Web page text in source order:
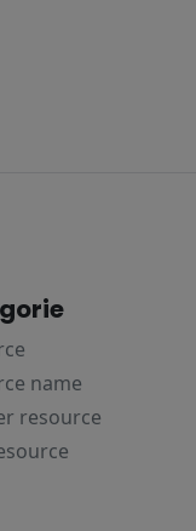
name
resource